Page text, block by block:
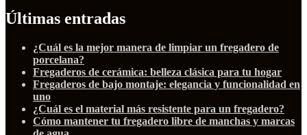
Últimas entradas
¿Cuál es la mejor manera de limpiar un fregadero de
porcelana?
Fregaderos de cerámica: belleza clásica para tu hogar
Fregaderos de bajo montaje: elegancia y funcionalidad en
uno
¿Cuál es el material más resistente para un fregadero?
Cómo mantener tu fregadero libre de manchas y marcas